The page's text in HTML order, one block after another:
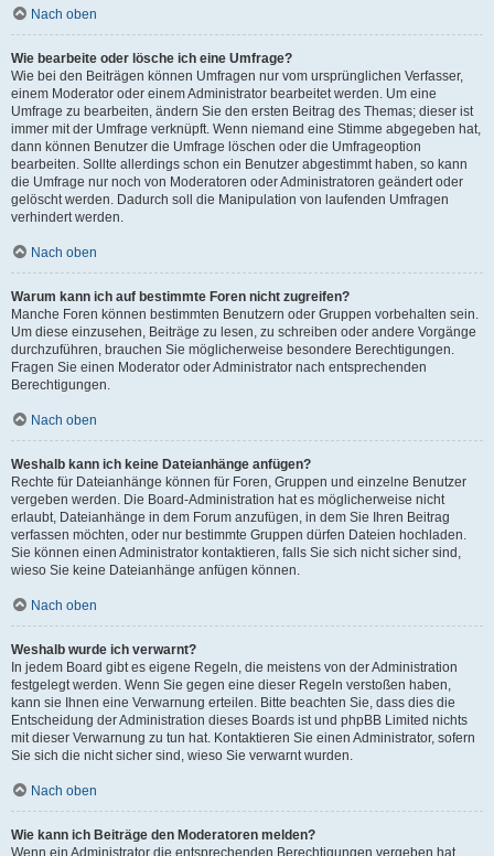
Nach oben
Wie bearbeite oder lösche ich eine Umfrage?
Wie bei den Beiträgen können Umfragen nur vom ursprünglichen Verfasser,
einem Moderator oder einem Administrator bearbeitet werden. Um eine
Umfrage zu bearbeiten, ändern Sie den ersten Beitrag des Themas; dieser ist
immer mit der Umfrage verknüpft. Wenn niemand eine Stimme abgegeben hat,
dann können Benutzer die Umfrage löschen oder die Umfrageoption
bearbeiten. Sollte allerdings schon ein Benutzer abgestimmt haben, so kann
die Umfrage nur noch von Moderatoren oder Administratoren geändert oder
gelöscht werden. Dadurch soll die Manipulation von laufenden Umfragen
verhindert werden.
Nach oben
Warum kann ich auf bestimmte Foren nicht zugreifen?
Manche Foren können bestimmten Benutzern oder Gruppen vorbehalten sein.
Um diese einzusehen, Beiträge zu lesen, zu schreiben oder andere Vorgänge
durchzuführen, brauchen Sie möglicherweise besondere Berechtigungen.
Fragen Sie einen Moderator oder Administrator nach entsprechenden
Berechtigungen.
Nach oben
Weshalb kann ich keine Dateianhänge anfügen?
Rechte für Dateianhänge können für Foren, Gruppen und einzelne Benutzer
vergeben werden. Die Board-Administration hat es möglicherweise nicht
erlaubt, Dateianhänge in dem Forum anzufügen, in dem Sie Ihren Beitrag
verfassen möchten, oder nur bestimmte Gruppen dürfen Dateien hochladen.
Sie können einen Administrator kontaktieren, falls Sie sich nicht sicher sind,
wieso Sie keine Dateianhänge anfügen können.
Nach oben
Weshalb wurde ich verwarnt?
In jedem Board gibt es eigene Regeln, die meistens von der Administration
festgelegt werden. Wenn Sie gegen eine dieser Regeln verstoßen haben,
kann sie Ihnen eine Verwarnung erteilen. Bitte beachten Sie, dass dies die
Entscheidung der Administration dieses Boards ist und phpBB Limited nichts
mit dieser Verwarnung zu tun hat. Kontaktieren Sie einen Administrator, sofern
Sie sich die nicht sicher sind, wieso Sie verwarnt wurden.
Nach oben
Wie kann ich Beiträge den Moderatoren melden?
Wenn ein Administrator die entsprechenden Berechtigungen vergeben hat,